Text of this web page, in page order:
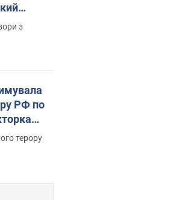
з
РФ по
та онук
терору